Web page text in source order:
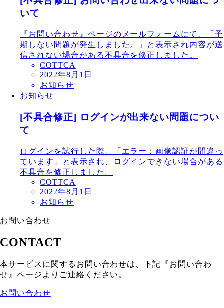
いて
『お問い合わせ』ページのメールフォームにて、「予
期しない問題が発生しました。」と表示され内容が送
信されない場合がある不具合を修正しました。
COTTCA
2022年8月1日
お知らせ
お知らせ
[不具合修正] ログインが出来ない問題につい
て
ログインを試行した際、「エラー：画像認証が間違っ
ています」と表示され、ログインできない場合がある
不具合を修正しました。
COTTCA
2022年8月1日
お知らせ
お問い合わせ
CONTACT
本サービスに関するお問い合わせは、下記『お問い合わ
せ』ページよりご連絡ください。
お問い合わせ